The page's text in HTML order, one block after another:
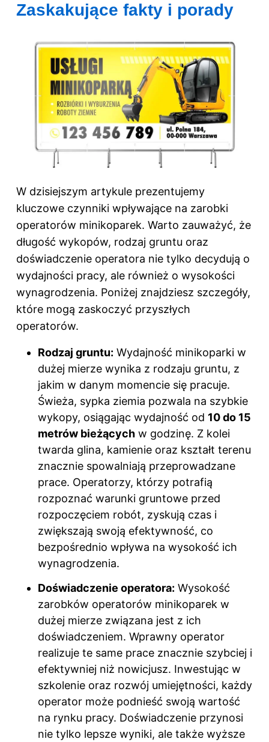
Zaskakujące fakty i porady
W dzisiejszym artykule prezentujemy
kluczowe czynniki wpływające na zarobki
operatorów minikoparek. Warto zauważyć, że
długość wykopów, rodzaj gruntu oraz
doświadczenie operatora nie tylko decydują o
wydajności pracy, ale również o wysokości
wynagrodzenia. Poniżej znajdziesz szczegóły,
które mogą zaskoczyć przyszłych
operatorów.
Rodzaj gruntu: Wydajność minikoparki w
dużej mierze wynika z rodzaju gruntu, z
jakim w danym momencie się pracuje.
Świeża, sypka ziemia pozwala na szybkie
wykopy, osiągając wydajność od 10 do 15
metrów bieżących w godzinę. Z kolei
twarda glina, kamienie oraz kształt terenu
znacznie spowalniają przeprowadzane
prace. Operatorzy, którzy potrafią
rozpoznać warunki gruntowe przed
rozpoczęciem robót, zyskują czas i
zwiększają swoją efektywność, co
bezpośrednio wpływa na wysokość ich
wynagrodzenia.
Doświadczenie operatora: Wysokość
zarobków operatorów minikoparek w
dużej mierze związana jest z ich
doświadczeniem. Wprawny operator
realizuje te same prace znacznie szybciej i
efektywniej niż nowicjusz. Inwestując w
szkolenie oraz rozwój umiejętności, każdy
operator może podnieść swoją wartość
na rynku pracy. Doświadczenie przynosi
nie tylko lepsze wyniki, ale także wyższe